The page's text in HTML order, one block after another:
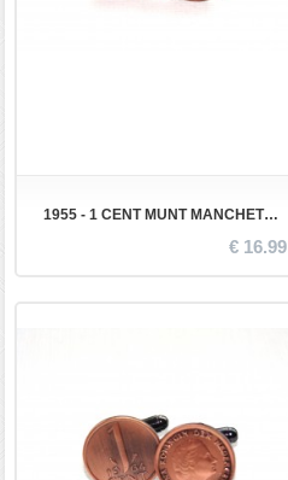
1955 - 1 CENT MUNT MANCHETKNOPEN
€ 16.99